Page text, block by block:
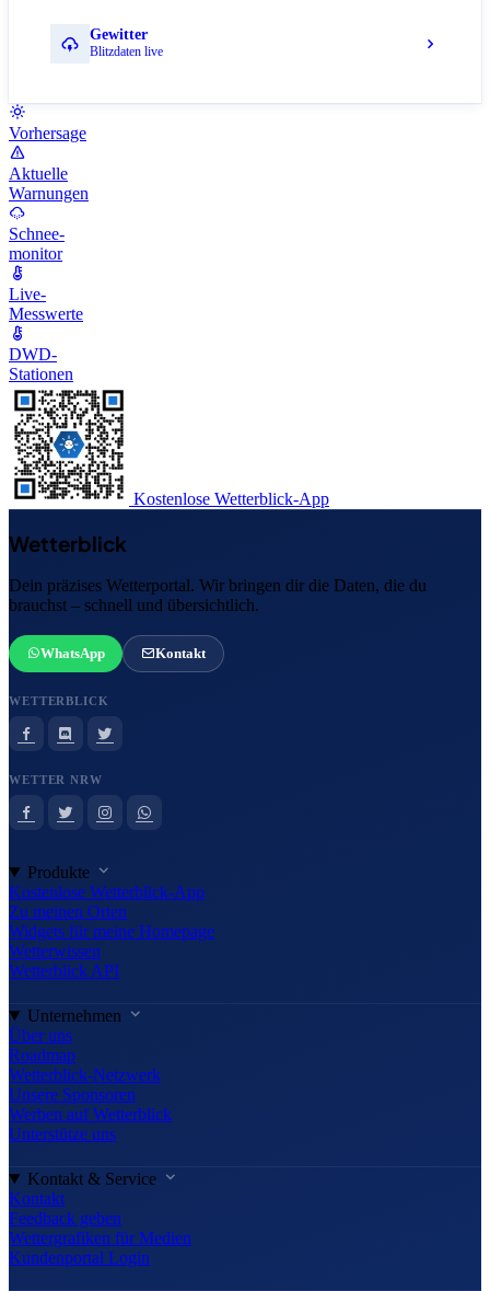
Gewitter
Blitzdaten live
Vorhersage
Aktuelle
Warnungen
Schnee-
monitor
Live-
Messwerte
DWD-
Stationen
Kostenlose Wetterblick-App
Wetterblick
Dein präzises Wetterportal. Wir bringen dir die Daten, die du
brauchst – schnell und übersichtlich.
WhatsApp Kontakt
WETTERBLICK
WETTER NRW
Produkte
Kostenlose Wetterblick-App
Zu meinen Orten
Widgets für meine Homepage
Wetterwissen
Wetterblick API
Unternehmen
Über uns
Roadmap
Wetterblick-Netzwerk
Unsere Sponsoren
Werben auf Wetterblick
Unterstütze uns
Kontakt & Service
Kontakt
Feedback geben
Wettergrafiken für Medien
Kundenportal Login